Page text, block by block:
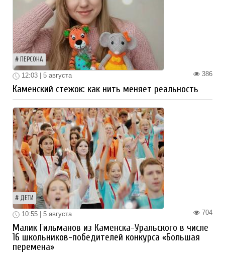
ПЕРСОНА
386
12:03 | 5 августа
Каменский стежок: как нить меняет реальность
ДЕТИ
704
10:55 | 5 августа
Малик Гильманов из Каменска-Уральского в числе
16 школьников-победителей конкурса «Большая
перемена»